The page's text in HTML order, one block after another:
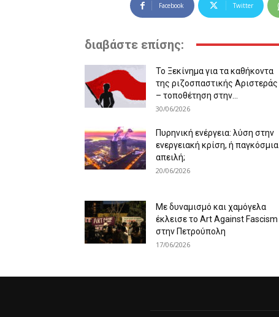
Facebook Twitter
διαβάστε επίσης:
Το Ξεκίνημα για τα καθήκοντα
της ριζοσπαστικής Αριστεράς
– τοποθέτηση στην...
30/06/2026
Πυρηνική ενέργεια: λύση στην
ενεργειακή κρίση, ή παγκόσμια
απειλή;
20/06/2026
Με δυναμισμό και χαμόγελα
έκλεισε το Art Against Fascism
στην Πετρούπολη
17/06/2026